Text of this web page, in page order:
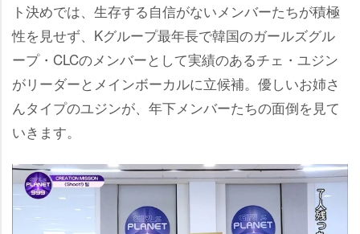
ト決めでは、生存する自信がないメンバーたちが積極
性を見せず、Kグループ最年長で韓国のガールズグル
ープ・CLCのメンバーとして実績のあるチェ・ユジン
がリーダーとメインボーカルに立候補。優しいお姉さ
んタイプのユジンが、年下メンバーたちの面倒を見て
いきます。